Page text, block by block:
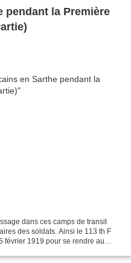
pendant la Première
dans ces camps de transit
des soldats. Ainsi le 113 th F
février 1919 pour se rendre au